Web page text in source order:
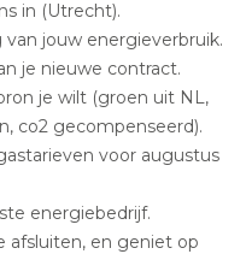
in (Utrecht).
jouw energieverbruik.
je nieuwe contract.
je wilt (groen uit NL,
co2 gecompenseerd).
voor augustus
energiebedrijf.
afsluiten, en geniet op